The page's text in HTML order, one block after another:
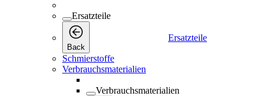
Ersatzteile
Back
Ersatzteile
Schmierstoffe
Verbrauchsmaterialien
Verbrauchsmaterialien